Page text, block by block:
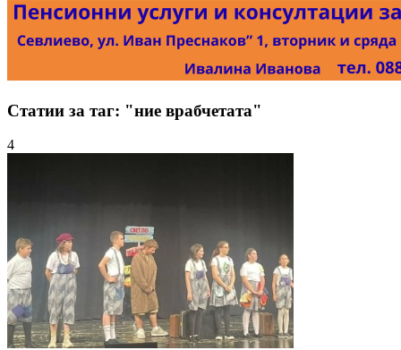
Статии за таг: "ние врабчетата"
4